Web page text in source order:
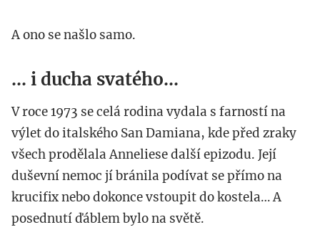
A ono se našlo samo.
... i ducha svatého...
V roce 1973 se celá rodina vydala s farností na
výlet do italského San Damiana, kde před zraky
všech prodělala Anneliese další epizodu. Její
duševní nemoc jí bránila podívat se přímo na
krucifix nebo dokonce vstoupit do kostela… A
posednutí ďáblem bylo na světě.